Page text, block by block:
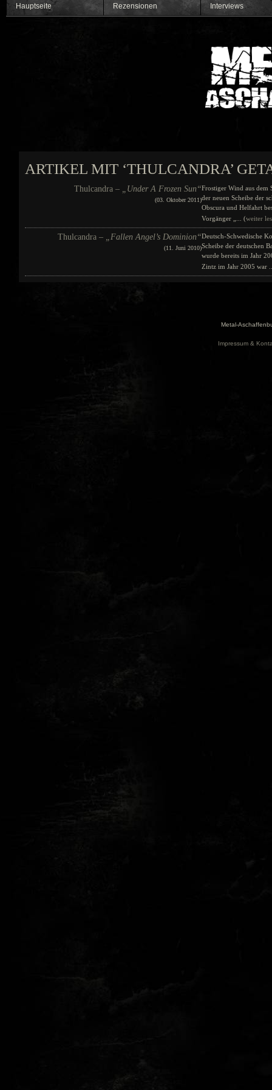
Hauptseite Rezensionen Interviews
ARTIKEL MIT ‘THULCANDRA’
Thulcandra – „Under A Frozen Sun“
(03. Oktober 2011)
Frostiger Wind aus dem
der neuen Scheibe der
Obscura und Helfahrt
Vorgänger „... (weiter
Thulcandra – „Fallen Angel’s Dominion“
(11. Juni 2010)
Deutsch-Schwedische
Scheibe der deutschen
wurde bereits im Jahr
Zintz im Jahr 2005 war
Metal-
Impressum &